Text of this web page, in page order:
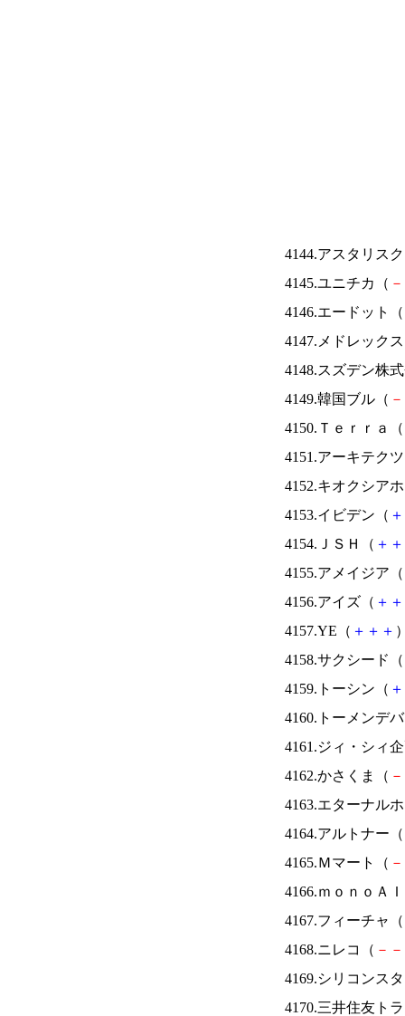
4144.アスタリス
4145.ユニチカ（ －
4146.エードット（
4147.メドレック
4148.スズデン株
4149.韓国ブル（ －
4150.Ｔｅｒｒａ（
4151.アーキテク
4152.キオクシア
4153.イビデン（ ＋
4154.ＪＳＨ（ ＋ ＋
4155.アメイジア（
4156.アイズ（ ＋ ＋
4157.YE（ ＋ ＋ ＋
4158.サクシード（
4159.トーシン（ ＋
4160.トーメンデ
4161.ジィ・シィ
4162.かさくま（ －
4163.エターナル
4164.アルトナー（
4165.Ｍマート（ －
4166.ｍｏｎｏＡ
4167.フィーチャ（
4168.ニレコ（ － －
4169.シリコンス
4170.三井住友ト